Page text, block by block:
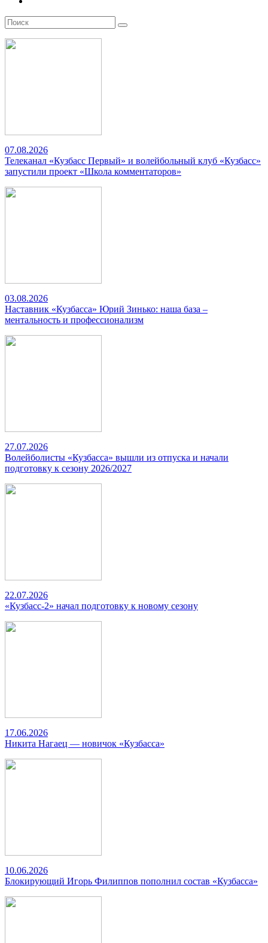
07.08.2026
Телеканал «Кузбасс Первый» и волейбольный клуб «Кузбасс»
запустили проект «Школа комментаторов»
03.08.2026
Наставник «Кузбасса» Юрий Зинько: наша база –
ментальность и профессионализм
27.07.2026
Волейболисты «Кузбасса» вышли из отпуска и начали
подготовку к сезону 2026/2027
22.07.2026
«Кузбасс-2» начал подготовку к новому сезону
17.06.2026
Никита Нагаец — новичок «Кузбасса»
10.06.2026
Блокирующий Игорь Филиппов пополнил состав «Кузбасса»